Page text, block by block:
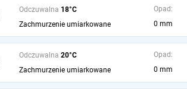
Odczuwalna 18°C
Zachmurzenie umiarkowane
Opad:
0 mm
Odczuwalna 20°C
Zachmurzenie umiarkowane
Opad:
0 mm